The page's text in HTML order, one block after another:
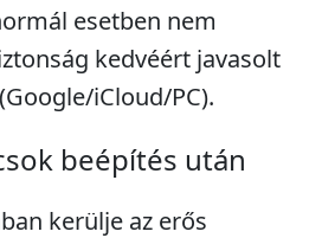
esetben nem
kedvéért javasolt
iCloud/PC).
beépítés után
kerülje az erős